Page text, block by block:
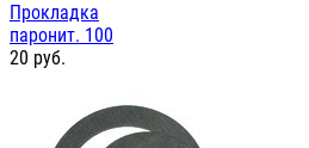
Прокладка
паронит. 100
20 руб.